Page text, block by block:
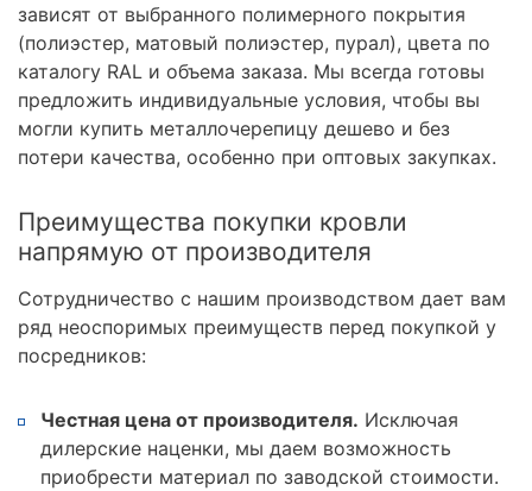
зависят от выбранного полимерного покрытия
(полиэстер, матовый полиэстер, пурал), цвета по
каталогу RAL и объема заказа. Мы всегда готовы
предложить индивидуальные условия, чтобы вы
могли купить металлочерепицу дешево и без
потери качества, особенно при оптовых закупках.
Преимущества покупки кровли
напрямую от производителя
Сотрудничество с нашим производством дает вам
ряд неоспоримых преимуществ перед покупкой у
посредников:
Честная цена от производителя. Исключая
дилерские наценки, мы даем возможность
приобрести материал по заводской стоимости.